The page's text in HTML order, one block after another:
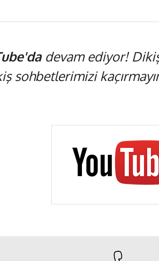
devam ediyor!
sohbetlerimizi